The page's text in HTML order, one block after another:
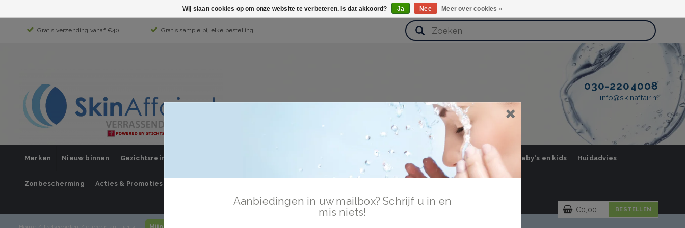
Gratis verzending vanaf €40 Gratis sample bij elke bestelling
030-2204008
info@skinaffair.nl
Merken Nieuw binnen Gezichtsreiniging Lichaamsverzorging Huidverzorging Mannen Baby's en kids Huidadvies
Zonbescherming Acties & Promoties
€0,00 BESTELLEN
Aanbiedingen in uw mailbox? Schrijf u in en
mis niets!
Wij slaan cookies op om onze website te verbeteren. Is dat akkoord? Ja Nee Meer over cookies »